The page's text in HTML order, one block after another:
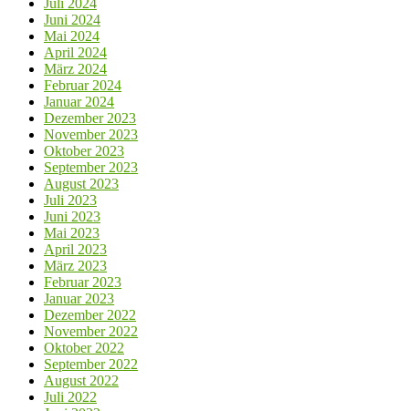
Juli 2024
Juni 2024
Mai 2024
April 2024
März 2024
Februar 2024
Januar 2024
Dezember 2023
November 2023
Oktober 2023
September 2023
August 2023
Juli 2023
Juni 2023
Mai 2023
April 2023
März 2023
Februar 2023
Januar 2023
Dezember 2022
November 2022
Oktober 2022
September 2022
August 2022
Juli 2022